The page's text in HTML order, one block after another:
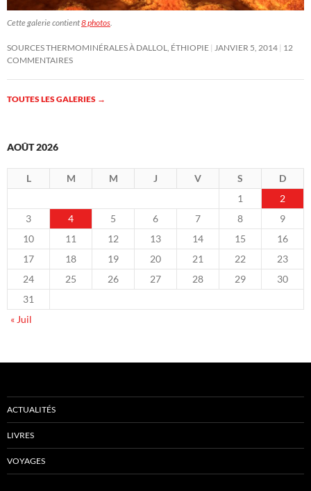
Cette galerie contient8 photos
SOURCES THERMOMINÉRALES À DALLOL, ÉTHIOPIE JANVIER 5, 2014 12
COMMENTAIRES
TOUTES LES GALERIES →
AOÛT 2026
L M M J V S
D
1
2
3
4 5 6 7 8
9
10
11 12 13 14 15
16
17
18 19 20 21 22
23
24
25 26 27 28 29
30
31
« Juil
ACTUALITÉS
LIVRES
VOYAGES